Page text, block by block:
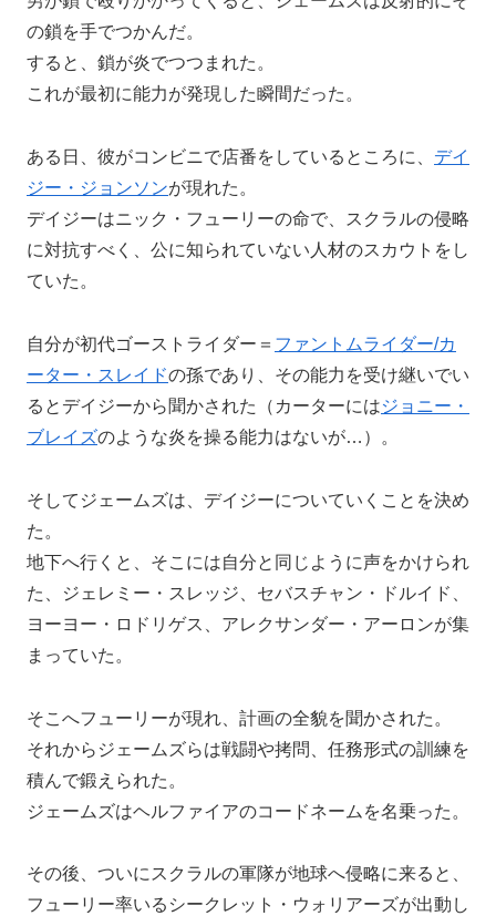
の鎖を手でつかんだ。
すると、鎖が炎でつつまれた。
これが最初に能力が発現した瞬間だった。
ある日、彼がコンビニで店番をしているところに、 デイ
ジー・ジョンソンが現れた。
デイジーはニック・フューリーの命で、スクラルの侵略
に対抗すべく、公に知られていない人材のスカウトをし
ていた。
自分が初代ゴーストライダー＝ ファントムライダー/カ
ーター・スレイドの孫であり、その能力を受け継いでい
るとデイジーから聞かされた（カーターにはジョニー・
ブレイズのような炎を操る能力はないが…）。
そしてジェームズは、デイジーについていくことを決め
た。
地下へ行くと、そこには自分と同じように声をかけられ
た、ジェレミー・スレッジ、セバスチャン・ドルイド、
ヨーヨー・ロドリゲス、アレクサンダー・アーロンが集
まっていた。
そこへフューリーが現れ、計画の全貌を聞かされた。
それからジェームズらは戦闘や拷問、任務形式の訓練を
積んで鍛えられた。
ジェームズはヘルファイアのコードネームを名乗った。
その後、ついにスクラルの軍隊が地球へ侵略に来ると、
フューリー率いるシークレット・ウォリアーズが出動し